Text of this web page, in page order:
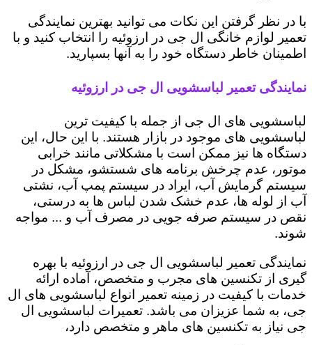
با در نظر گرفتن این نکات می توانید بهترین نمایندگی
تعمیر لوازم خانگی ال جی در ارزوئیه را انتخاب کنید و با
اطمینان خاطر دستگاه خود را به آنها بسپارید.
نمایندگی تعمیر لباسشویی ال جی در ارزوئیه
لباسشویی های ال جی از جمله با کیفیت ترین
لباسشویی های موجود در بازار هستند. با این حال، این
دستگاه ها نیز ممکن است با مشکلاتی مانند خرابی
موتور، عدم چرخش برنامه های شستشو، مشکل در
سیستم گرمایش آب، ایراد در سیستم پمپ آب، نشتی
آب از لوله ها، عدم خشک شدن لباس ها به درستی،
نقص در سیستم صرفه جویی در مصرف آب و ... مواجه
شوند.
نمایندگی تعمیر لباسشویی ال جی در ارزوئیه با بهره
گیری از تکنسین های مجرب و متخصص، آماده ارائه
خدمات با کیفیت در زمینه تعمیر انواع لباسشویی های ال
جی، به شما عزیزان می باشد. تعمیرات لباسشویی ال
جی نیاز به تکنسین های ماهر و متخصص دارد،